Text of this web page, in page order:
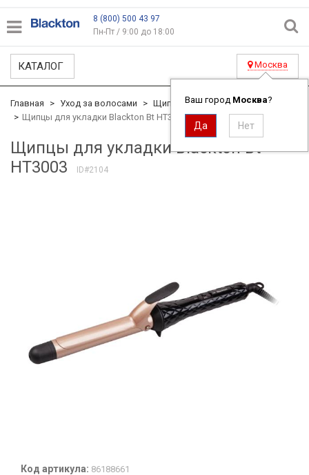
8 (800) 500 43 97
Пн-Пт / 9:00 до 18:00
КАТАЛОГ Москва
Ваш город Москва?
Главная Уход за волосами
Щипцы для укладки
Щипцы для укладки Blackton Bt HT3003
Щипцы для укладки Blackton Bt
HT3003
ID#2104
Код артикула: 86188661